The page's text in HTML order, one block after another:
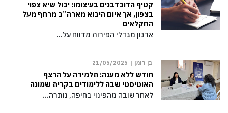
קטיף הדובדבנים בעיצומו: יבול שיא צפוי
בצפון, אך איום היבוא מארה”ב מרחף מעל
החקלאים
ארגון מגדלי הפירות מדווח על…
בן רומן | 21/05/2025
חודש ללא מענה: תלמידה על הרצף
האוטיסטי שבה ללימודים בקרית שמונה
לאחר שובה מהפינוי בחיפה, נותרה…